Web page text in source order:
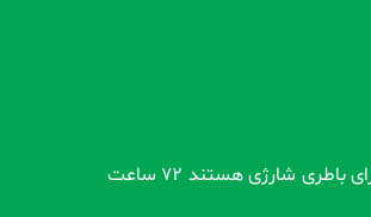
تمام محصولات بدون گارانتی قبل از اضافه شدن در سایت و بعد از ثبت سفارش مشتری کاملاً تست و از سلامت محصول اطمینان حاصل می شود. کالاهایی که دارای باطری شارژی هستند 72 ساعت